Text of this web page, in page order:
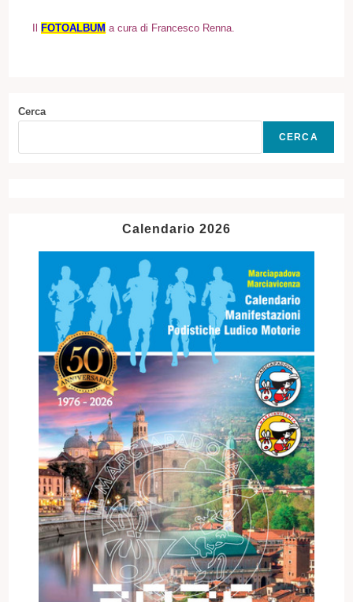
FOTOALBUM a cura di Francesco Renna.
Cerca
CERCA
Calendario 2026